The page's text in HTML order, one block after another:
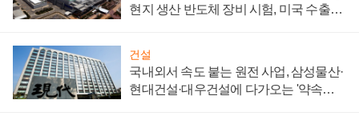
현지 생산 반도체 장비 시험, 미국 수출통
건설
국내외서 속도 붙는 원전 사업, 삼성물산·
현대건설·대우건설에 다가오는 '약속의